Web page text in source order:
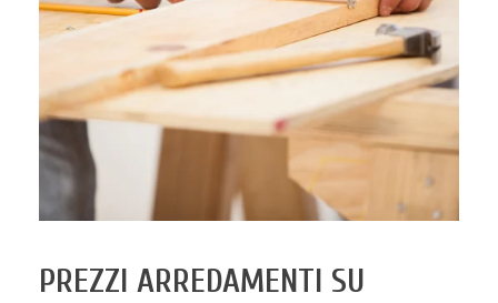
PREZZI ARREDAMENTI SU